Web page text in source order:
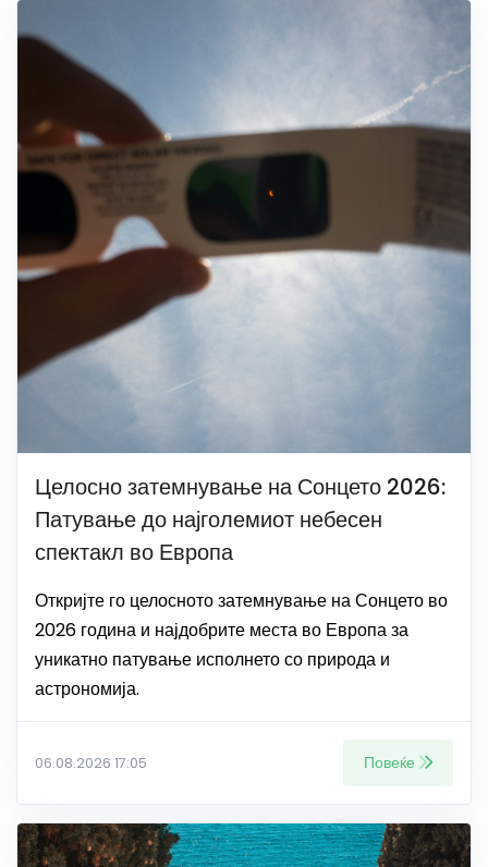
Целосно затемнување на Сонцето 2026:
Патување до најголемиот небесен
спектакл во Европа
Откријте го целосното затемнување на Сонцето во
2026 година и најдобрите места во Европа за
уникатно патување исполнето со природа и
астрономија.
06.08.2026 17:05 Повеќе